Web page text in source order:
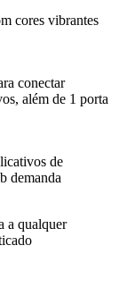
cores vibrantes
conectar
além de 1 porta
de
demanda
a qualquer